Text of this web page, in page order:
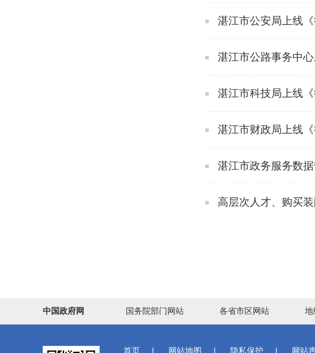
湛江市公安局上线《
湛江市公路事务中心
湛江市科技局上线《
湛江市财政局上线《
湛江市政务服务数
高层次人才、购买
中国政府网 国务院部门网站 各省市区网站 地
首页 | 网站地图 | 隐私保护 | 网站